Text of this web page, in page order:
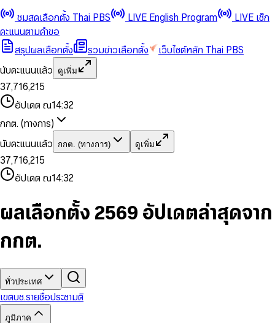
ชมสดเลือกตั้ง Thai PBS LIVE English Program
LIVE เช็ก
คะแนนตามคำขอ
สรุปผลเลือกตั้ง
รวมข่าวเลือกตั้ง
เว็บไซต์หลัก Thai PBS
นับคะแนนแล้ว
ดูเพิ่ม
0
1
2
3
4
5
6
8
9
0
1
2
3
4
5
6
7
8
9
,
0
1
2
4
6
7
8
9
0
1
2
3
4
5
6
7
8
9
0
1
3
5
6
7
8
9
,
1
2
4
5
7
8
9
0
1
3
4
6
7
8
9
0
2
3
4
5
7
8
อัปเดต ณ14:32
กกต. (ทางการ)
นับคะแนนแล้ว
กกต. (ทางการ) ดูเพิ่ม
0
1
2
3
4
5
7
8
0
1
2
4
5
6
7
8
9
,
0
1
2
4
6
7
8
9
0
1
2
3
5
6
8
9
0
1
3
5
6
7
8
,
1
2
4
6
7
9
0
1
3
5
6
8
9
0
2
3
4
5
7
9
อัปเดต ณ14:32
ผลเลือกตั้ง 2569 อัปเดตล่าสุดจาก
กกต.
ทั่วประเทศ
เขตบช.รายชื่อประชามติ
ภูมิภาค